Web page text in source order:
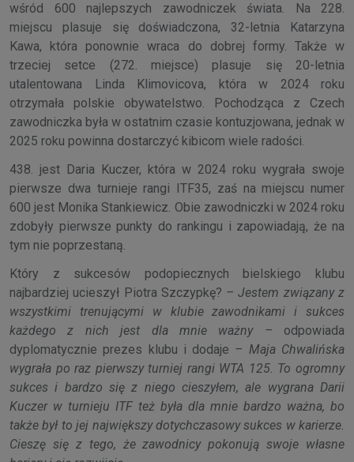
wśród 600 najlepszych zawodniczek świata. Na 228.
miejscu plasuje się doświadczona, 32-letnia Katarzyna
Kawa, która ponownie wraca do dobrej formy. Także w
trzeciej setce (272. miejsce) plasuje się 20-letnia
utalentowana Linda Klimovicova, która w 2024 roku
otrzymała polskie obywatelstwo. Pochodząca z Czech
zawodniczka była w ostatnim czasie kontuzjowana, jednak w
2025 roku powinna dostarczyć kibicom wiele radości.
438. jest Daria Kuczer, która w 2024 roku wygrała swoje
pierwsze dwa turnieje rangi ITF35, zaś na miejscu numer
600 jest Monika Stankiewicz. Obie zawodniczki w 2024 roku
zdobyły pierwsze punkty do rankingu i zapowiadają, że na
tym nie poprzestaną.
Który z sukcesów podopiecznych bielskiego klubu
najbardziej ucieszył Piotra Szczypkę? – Jestem związany z
wszystkimi trenującymi w klubie zawodnikami i sukces
każdego z nich jest dla mnie ważny – odpowiada
dyplomatycznie prezes klubu i dodaje – Maja Chwalińska
wygrała po raz pierwszy turniej rangi WTA 125. To ogromny
sukces i bardzo się z niego cieszyłem, ale wygrana Darii
Kuczer w turnieju ITF też była dla mnie bardzo ważna, bo
także był to jej największy dotychczasowy sukces w karierze.
Cieszę się z tego, że zawodnicy pokonują swoje własne